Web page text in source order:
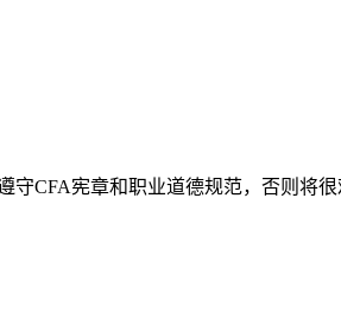
CFA宪章和职业道德规范，否则将很